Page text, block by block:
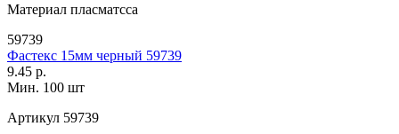
Материал пласматсса
59739
Фастекс 15мм черный 59739
9.45 р.
Мин. 100 шт
Артикул 59739